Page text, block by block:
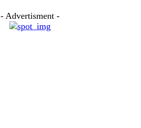
- Advertisment -